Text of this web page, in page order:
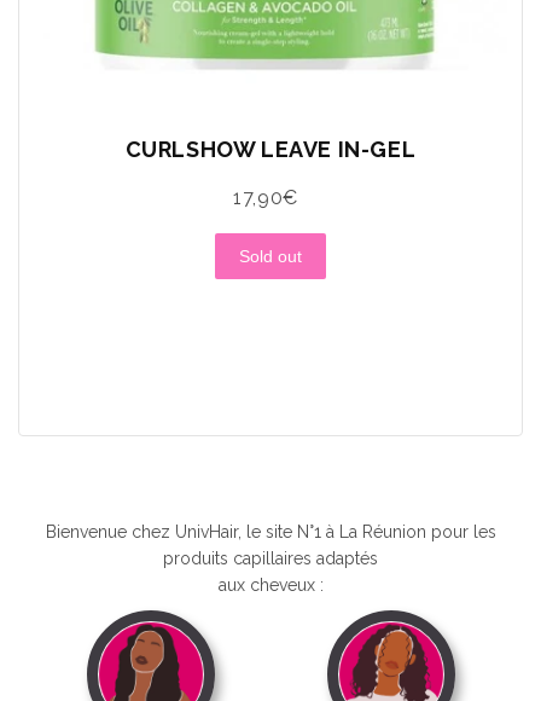
CURLSHOW LEAVE IN-GEL
17,90€
Sold out
Bienvenue chez UnivHair, le site N°1 à La Réunion pour les
produits capillaires adaptés
aux cheveux :